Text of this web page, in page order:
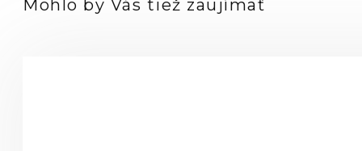
Mohlo by Vás tiež zaujímať